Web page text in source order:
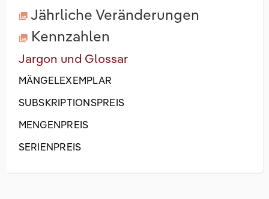
Jährliche Veränderungen
Kennzahlen
Jargon und Glossar
MÄNGELEXEMPLAR
SUBSKRIPTIONSPREIS
MENGENPREIS
SERIENPREIS